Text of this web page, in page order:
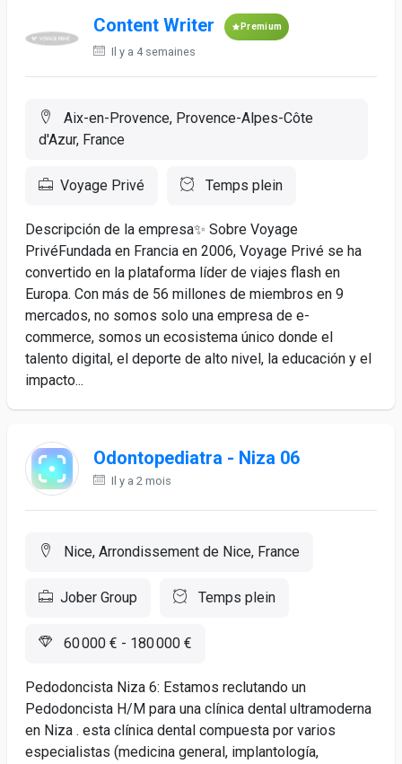
Content Writer Premium
Il y a 4 semaines
Aix-en-Provence, Provence-Alpes-Côte
d'Azur, France
Voyage Privé Temps plein
Descripción de la empresa✨ Sobre Voyage
PrivéFundada en Francia en 2006, Voyage Privé se ha
convertido en la plataforma líder de viajes flash en
Europa. Con más de 56 millones de miembros en 9
mercados, no somos solo una empresa de e-
commerce, somos un ecosistema único donde el
talento digital, el deporte de alto nivel, la educación y el
impacto...
Odontopediatra - Niza 06
Il y a 2 mois
Nice, Arrondissement de Nice, France
Jober Group Temps plein
60 000 € - 180 000 €
Pedodoncista Niza 6: Estamos reclutando un
Pedodoncista H/M para una clínica dental ultramoderna
en Niza . esta clínica dental compuesta por varios
especialistas (medicina general, implantología,